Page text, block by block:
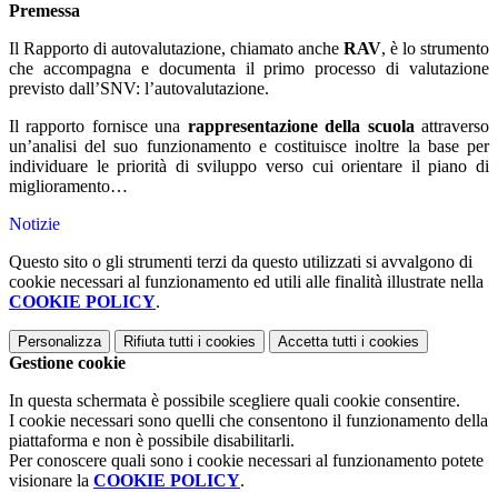
Premessa
Il Rapporto di autovalutazione, chiamato anche RAV, è lo strumento
che accompagna e documenta il primo processo di valutazione
previsto dall’SNV: l’autovalutazione.
Il rapporto fornisce una rappresentazione della scuola attraverso
un’analisi del suo funzionamento e costituisce inoltre la base per
individuare le priorità di sviluppo verso cui orientare il piano di
miglioramento…
Notizie
Questo sito o gli strumenti terzi da questo utilizzati si avvalgono di
cookie necessari al funzionamento ed utili alle finalità illustrate nella
COOKIE POLICY.
Personalizza Rifiuta tutti i cookies Accetta tutti i cookies
Gestione cookie
In questa schermata è possibile scegliere quali cookie consentire.
I cookie necessari sono quelli che consentono il funzionamento della
piattaforma e non è possibile disabilitarli.
Per conoscere quali sono i cookie necessari al funzionamento potete
visionare la COOKIE POLICY.